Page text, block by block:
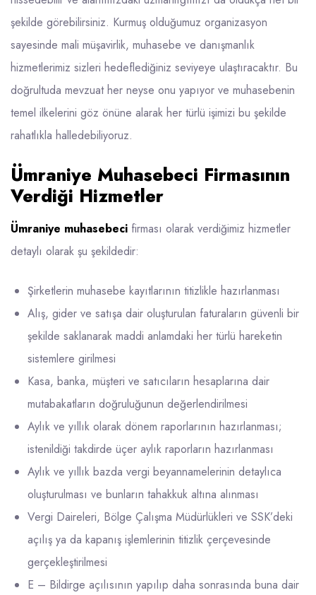
şekilde görebilirsiniz. Kurmuş olduğumuz organizasyon
sayesinde mali müşavirlik, muhasebe ve danışmanlık
hizmetlerimiz sizleri hedeflediğiniz seviyeye ulaştıracaktır. Bu
doğrultuda mevzuat her neyse onu yapıyor ve muhasebenin
temel ilkelerini göz önüne alarak her türlü işimizi bu şekilde
rahatlıkla halledebiliyoruz.
Ümraniye Muhasebeci Firmasının
Verdiği Hizmetler
Ümraniye muhasebeci firması olarak verdiğimiz hizmetler
detaylı olarak şu şekildedir:
Şirketlerin muhasebe kayıtlarının titizlikle hazırlanması
Alış, gider ve satışa dair oluşturulan faturaların güvenli bir
şekilde saklanarak maddi anlamdaki her türlü hareketin
sistemlere girilmesi
Kasa, banka, müşteri ve satıcıların hesaplarına dair
mutabakatların doğruluğunun değerlendirilmesi
Aylık ve yıllık olarak dönem raporlarının hazırlanması;
istenildiği takdirde üçer aylık raporların hazırlanması
Aylık ve yıllık bazda vergi beyannamelerinin detaylıca
oluşturulması ve bunların tahakkuk altına alınması
Vergi Daireleri, Bölge Çalışma Müdürlükleri ve SSK’deki
açılış ya da kapanış işlemlerinin titizlik çerçevesinde
gerçekleştirilmesi
E – Bildirge açılısının yapılıp daha sonrasında buna dair